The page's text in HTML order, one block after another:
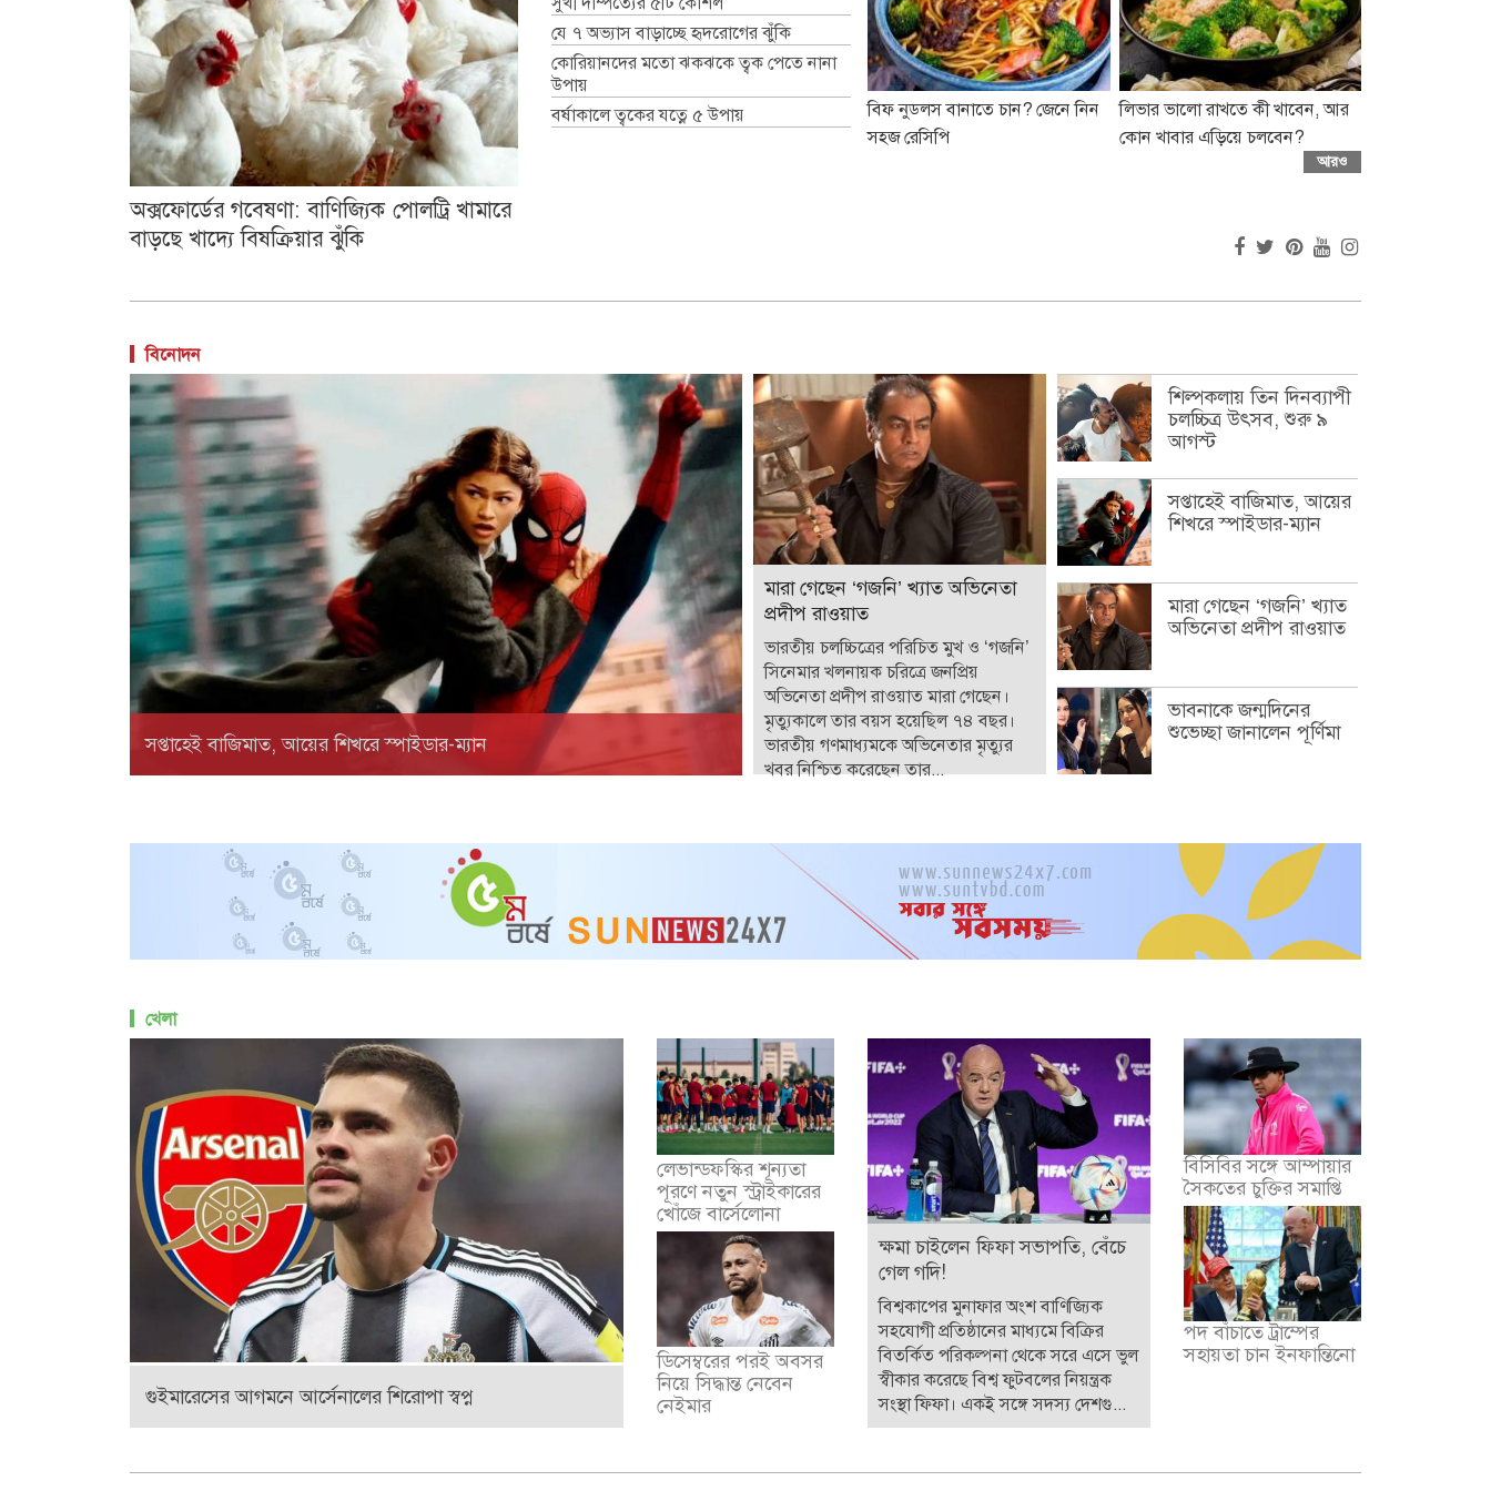
অক্সফোর্ডের গবেষণা: বাণিজ্যিক পোলট্রি খামারে
বাড়ছে খাদ্যে বিষক্রিয়ার ঝুঁকি
যে ৭ অভ্যাস বাড়াচ্ছে হৃদরোগের ঝুঁকি
কোরিয়ানদের মতো ঝকঝকে ত্বক পেতে নানা
উপায়
বর্ষাকালে ত্বকের যত্নে ৫ উপায়
বিফ নুডলস বানাতে চান? জেনে নিন
সহজ রেসিপি
লিভার ভালো রাখতে কী খাবেন, আর
কোন খাবার এড়িয়ে চলবেন?
আরও
বিনোদন
সপ্তাহেই বাজিমাত, আয়ের শিখরে স্পাইডার-ম্যান
মারা গেছেন ‘গজনি’ খ্যাত অভিনেতা
প্রদীপ রাওয়াত
ভারতীয় চলচ্চিত্রের পরিচিত মুখ ও ‘গজনি’
সিনেমার খলনায়ক চরিত্রে জনপ্রিয়
অভিনেতা প্রদীপ রাওয়াত মারা গেছেন।
মৃত্যুকালে তার বয়স হয়েছিল ৭৪ বছর।
ভারতীয় গণমাধ্যমকে অভিনেতার মৃত্যুর
খবর নিশ্চিত করেছেন তার...
শিল্পকলায় তিন দিনব্যাপী
চলচ্চিত্র উৎসব, শুরু ৯
আগস্ট
সপ্তাহেই বাজিমাত, আয়ের
শিখরে স্পাইডার-ম্যান
মারা গেছেন ‘গজনি’ খ্যাত
অভিনেতা প্রদীপ রাওয়াত
ভাবনাকে জন্মদিনের
শুভেচ্ছা জানালেন পূর্ণিমা
খেলা
গুইমারেসের আগমনে আর্সেনালের শিরোপা স্বপ্ন
লেভান্ডফস্কির শূন্যতা
পূরণে নতুন স্ট্রাইকারের
খোঁজে বার্সেলোনা
ডিসেম্বরের পরই অবসর
নিয়ে সিদ্ধান্ত নেবেন
নেইমার
ক্ষমা চাইলেন ফিফা সভাপতি, বেঁচে
গেল গদি!
বিশ্বকাপের মুনাফার অংশ বাণিজ্যিক
সহযোগী প্রতিষ্ঠানের মাধ্যমে বিক্রির
বিতর্কিত পরিকল্পনা থেকে সরে এসে ভুল
স্বীকার করেছে বিশ্ব ফুটবলের নিয়ন্ত্রক
সংস্থা ফিফা। একই সঙ্গে সদস্য দেশগু...
বিসিবির সঙ্গে আম্পায়ার
সৈকতের চুক্তির সমাপ্তি
পদ বাঁচাতে ট্রাম্পের
সহায়তা চান ইনফান্তিনো